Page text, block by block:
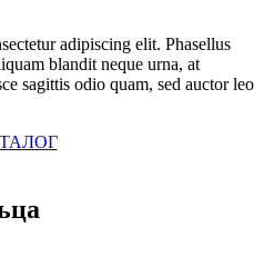
adipiscing elit. Phasellus
blandit neque urna, at
sagittis odio quam, sed auctor leo